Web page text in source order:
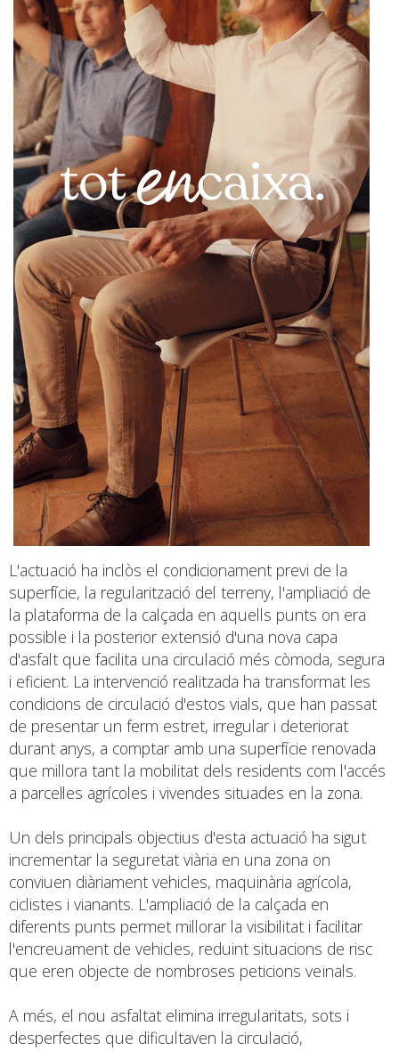
L'actuació ha inclòs el condicionament previ de la
superfície, la regularització del terreny, l'ampliació de
la plataforma de la calçada en aquells punts on era
possible i la posterior extensió d'una nova capa
d'asfalt que facilita una circulació més còmoda, segura
i eficient. La intervenció realitzada ha transformat les
condicions de circulació d'estos vials, que han passat
de presentar un ferm estret, irregular i deteriorat
durant anys, a comptar amb una superfície renovada
que millora tant la mobilitat dels residents com l'accés
a parcel·les agrícoles i vivendes situades en la zona.
Un dels principals objectius d'esta actuació ha sigut
incrementar la seguretat viària en una zona on
conviuen diàriament vehicles, maquinària agrícola,
ciclistes i vianants. L'ampliació de la calçada en
diferents punts permet millorar la visibilitat i facilitar
l'encreuament de vehicles, reduint situacions de risc
que eren objecte de nombroses peticions veïnals.
A més, el nou asfaltat elimina irregularitats, sots i
desperfectes que dificultaven la circulació,